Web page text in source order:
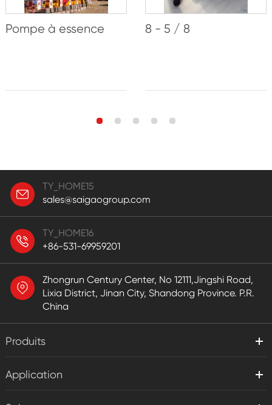
Pompe à essence 8 - 5 / 8
TY_HOME15
sales@saigaogroup.com
TY_HOME16
+86-531-69959201
Zhongrun Century Center, No 12111,Jingshi Road,
Lixia District, Jinan City, Shandong Province. P.R.
China
Produits
Application